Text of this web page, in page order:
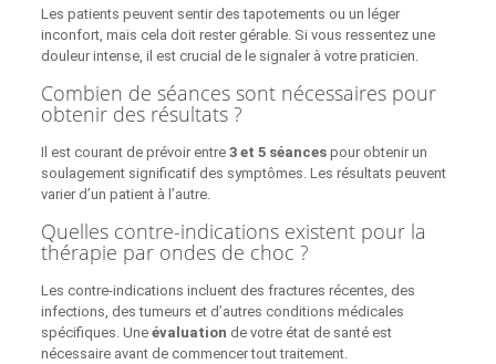
Les patients peuvent sentir des tapotements ou un léger
inconfort, mais cela doit rester gérable. Si vous ressentez une
douleur intense, il est crucial de le signaler à votre praticien.
Combien de séances sont nécessaires pour
obtenir des résultats ?
Il est courant de prévoir entre 3 et 5 séancespour obtenir un
soulagement significatif des symptômes. Les résultats peuvent
varier d’un patient à l’autre.
Quelles contre-indications existent pour la
thérapie par ondes de choc ?
Les contre-indications incluent des fractures récentes, des
infections, des tumeurs et d’autres conditions médicales
spécifiques. Une évaluation de votre état de santé est
nécessaire avant de commencer tout traitement.